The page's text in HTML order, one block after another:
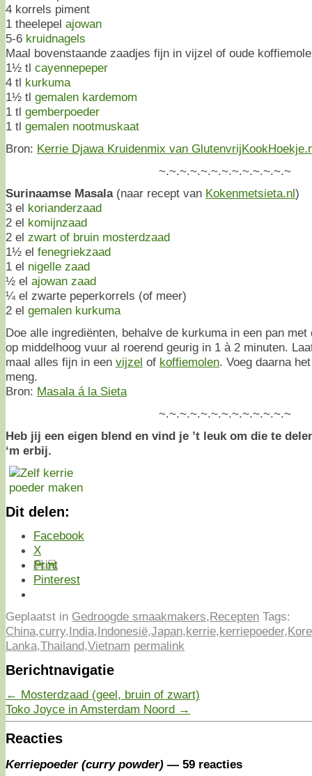
4 korrels piment
1 theelepel ajowan
5-6 kruidnagels
Maal bovenstaande zaadjes fijn in vijzel of oude
1½ tl cayennepeper
4 tl kurkuma
1½ tl gemalen kardemom
1 tl gemberpoeder
1 tl gemalen nootmuskaat
Bron: Kerrie Djawa Kruidenmix van
~.~.~.~.~.~.~.~.~.~.~.~.~
Surinaamse Masala(naar recept van Kokenmetsieta.nl)
3 el korianderzaad
2 el komijnzaad
2 el zwart of bruin mosterdzaad
1½ el fenegriekzaad
1 el nigelle zaad
½ el ajowan zaad
¼ el zwarte peperkorrels (of meer)
2 el gemalen kurkuma
Doe alle ingrediënten, behalve de kurkuma in een pan
op middelhoog vuur al roerend geurig in 1 à 2 minuten.
maal alles fijn in een vijzel of koffiemolen. Voeg daarna
meng.
Bron: Masala á la Sieta
~.~.~.~.~.~.~.~.~.~.~.~.~
Heb jij een eigen blend en vind je ’t leuk om die te
‘m erbij.
Dit delen:
Facebook
X
Print
Pinterest
Geplaatst in Gedroogde smaakmakers,Recepten Tags:
China,curry,India,Indonesië,Japan,kerrie,kerriepoeder,
Lanka,Thailand,Vietnam permalink
Berichtnavigatie
← Mosterdzaad (geel, bruin of zwart)
Toko Joyce in Amsterdam Noord →
Reacties
Kerriepoeder (curry powder) — 59 reacties